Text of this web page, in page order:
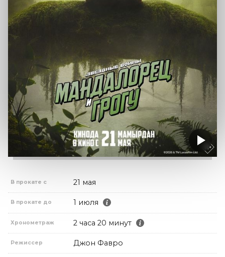
В прокате с 21 мая
В прокате до 1 июля
Хронометраж 2 часа 20 минут
Режиссер Джон Фавро